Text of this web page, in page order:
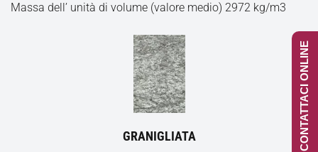
Massa dell’ unità di volume (valore medio) 2972 kg/m3
GRANIGLIATA CONTATTACI ONLINE